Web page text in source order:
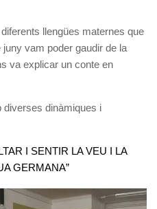
llengües maternes que
juny vam poder gaudir de la
va explicar un conte en
diverses dinàmiques i
I SENTIR LA VEU I LA
GERMANA”